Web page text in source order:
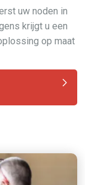
uw noden in
krijgt u een
op maat